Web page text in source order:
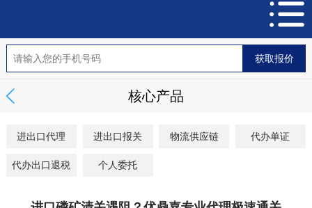
核心产品
进出口代理 进出口报关 物流供应链 代办单证
代办出口退税 个人委托